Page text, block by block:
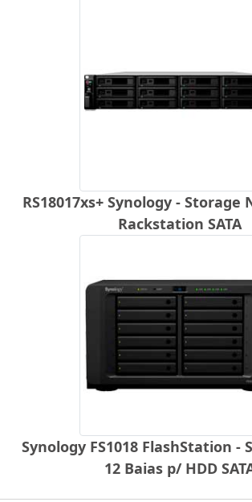
RS18017xs+ Synology - Storage
Rackstation SATA
Synology FS1018 FlashStation -
12 Baias p/ HDD